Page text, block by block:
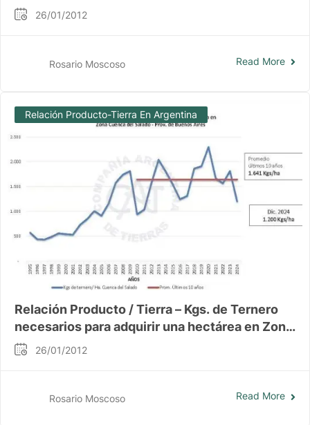
Cuenca del Salado – Prov. de Buenos Aires
26/01/2012
Rosario Moscoso Read More
Relación Producto-Tierra En Argentina
Relación Producto / Tierra – Kgs. de Ternero
necesarios para adquirir una hectárea en Zona
Cuena del Salado – Prov. de Buenos Aires
26/01/2012
Rosario Moscoso Read More